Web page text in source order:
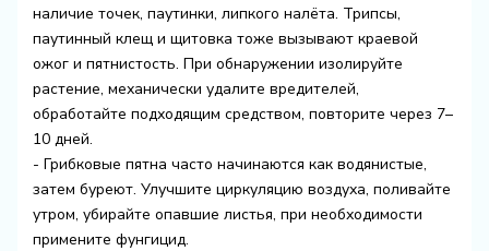
наличие точек, паутинки, липкого налёта. Трипсы,
паутинный клещ и щитовка тоже вызывают краевой
ожог и пятнистость. При обнаружении изолируйте
растение, механически удалите вредителей,
обработайте подходящим средством, повторите через 7–
10 дней.
- Грибковые пятна часто начинаются как водянистые,
затем буреют. Улучшите циркуляцию воздуха, поливайте
утром, убирайте опавшие листья, при необходимости
примените фунгицид.